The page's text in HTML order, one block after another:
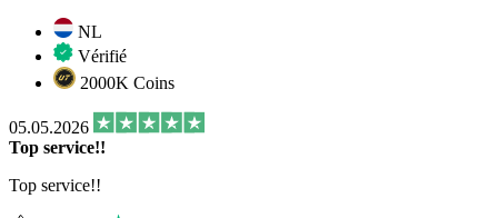
NL
Vérifié
2000K Coins
05.05.2026
Top service!!
Top service!!